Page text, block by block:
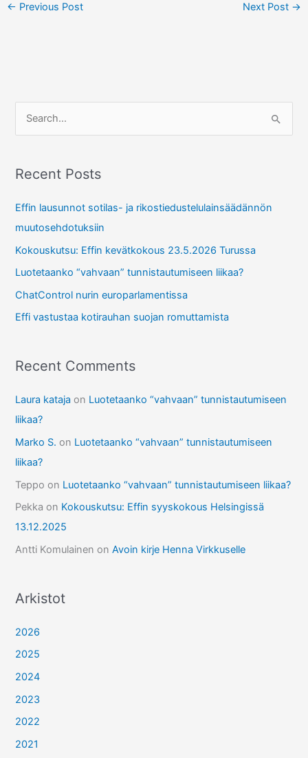
← Previous Post Next Post →
r
h
f
o
r
:
Recent Posts
Effin lausunnot sotilas- ja rikostiedustelulainsäädännön
muutosehdotuksiin
Kokouskutsu: Effin kevätkokous 23.5.2026 Turussa
Luotetaanko “vahvaan” tunnistautumiseen liikaa?
ChatControl nurin europarlamentissa
Effi vastustaa kotirauhan suojan romuttamista
Recent Comments
Laura kataja on Luotetaanko “vahvaan” tunnistautumiseen
liikaa?
Marko S. on Luotetaanko “vahvaan” tunnistautumiseen
liikaa?
Teppo on Luotetaanko “vahvaan” tunnistautumiseen liikaa?
Pekka on Kokouskutsu: Effin syyskokous Helsingissä
13.12.2025
Antti Komulainen onAvoin kirje Henna Virkkuselle
Arkistot
2026
2025
2024
2023
2022
2021